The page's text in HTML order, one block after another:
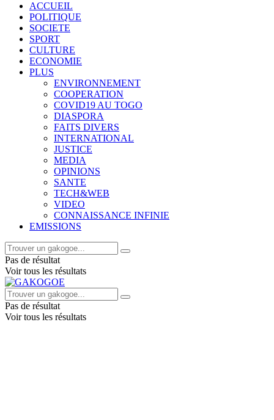
ACCUEIL
POLITIQUE
SOCIETE
SPORT
CULTURE
ECONOMIE
PLUS
ENVIRONNEMENT
COOPERATION
COVID19 AU TOGO
DIASPORA
FAITS DIVERS
INTERNATIONAL
JUSTICE
MEDIA
OPINIONS
SANTE
TECH&WEB
VIDEO
CONNAISSANCE INFINIE
EMISSIONS
Pas de résultat
Voir tous les résultats
Pas de résultat
Voir tous les résultats